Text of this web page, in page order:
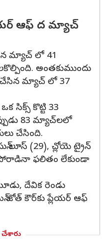
ఆఫ్ ద మ్యాచ్
మ్యాచ్ లో 41
అంతకుముందు
చేసిన మ్యాచ్ లో 37
సిక్స్ కొట్టి 33
83 మ్యాచ్‌లలో
చేసింది.
లూస్ (29), చ్లోయె ట్రైన్
ఫలితం లేకుండా
దేవిక రెండు
జోత్ కౌర్‌కు ప్లేయర్ ఆఫ్
చేశారు